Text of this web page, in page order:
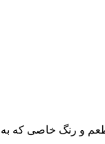
و رنگ خاصی که به